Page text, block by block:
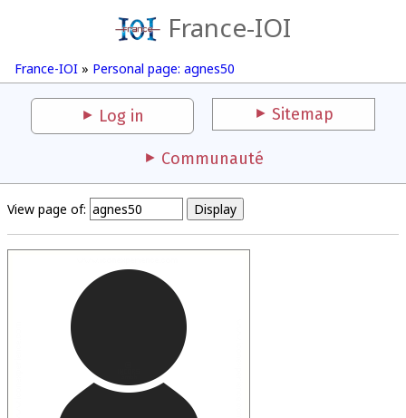
France-IOI
France-IOI » Personal page: agnes50
Log in Sitemap
Communauté
View page of: